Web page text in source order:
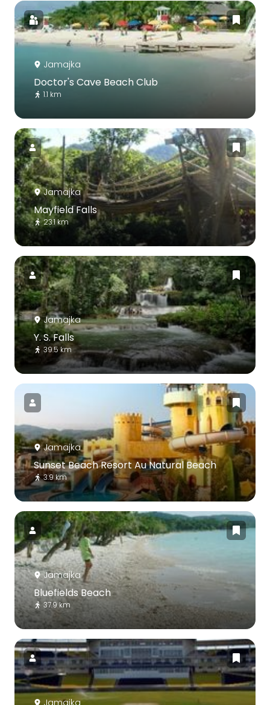
Jamajka
Doctor's Cave Beach Club
1.1 km
Jamajka
Mayfield Falls
23.1 km
Jamajka
Y. S. Falls
39.5 km
Jamajka
Sunset Beach Resort Au Natural Beach
3.9 km
Jamajka
Bluefields Beach
37.9 km
Jamajka